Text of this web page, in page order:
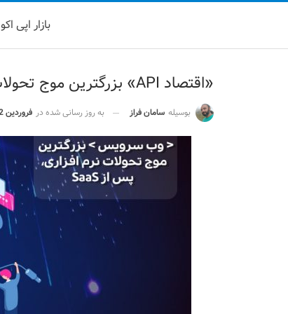
بازار اپی اکو
«اقتصاد API» بزرگترین موج تحولات نرم افزاری پس از SaaS
بوسیله سامان فراز به روز رسانی شده در فروردین 2, 1399